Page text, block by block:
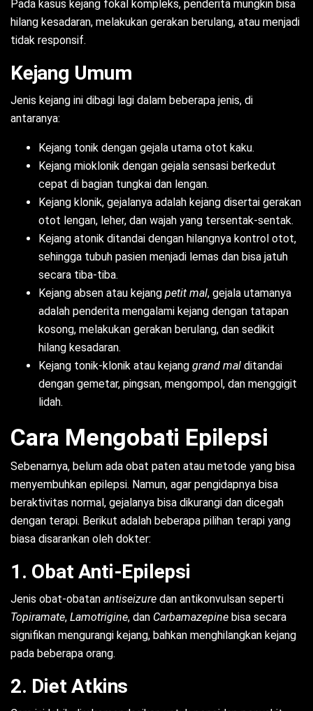
Pada kasus kejang fokal kompleks, penderita mungkin bisa
hilang kesadaran, melakukan gerakan berulang, atau menjadi
tidak responsif.
Kejang Umum
Jenis kejang ini dibagi lagi dalam beberapa jenis, di
antaranya:
Kejang tonik dengan gejala utama otot kaku.
Kejang mioklonik dengan gejala sensasi berkedut
cepat di bagian tungkai dan lengan.
Kejang klonik, gejalanya adalah kejang disertai gerakan
otot lengan, leher, dan wajah yang tersentak-sentak.
Kejang atonik ditandai dengan hilangnya kontrol otot,
sehingga tubuh pasien menjadi lemas dan bisa jatuh
secara tiba-tiba.
Kejang absen atau kejang petit mal, gejala utamanya
adalah penderita mengalami kejang dengan tatapan
kosong, melakukan gerakan berulang, dan sedikit
hilang kesadaran.
Kejang tonik-klonik atau kejang grand mal ditandai
dengan gemetar, pingsan, mengompol, dan menggigit
lidah.
Cara Mengobati Epilepsi
Sebenarnya, belum ada obat paten atau metode yang bisa
menyembuhkan epilepsi. Namun, agar pengidapnya bisa
beraktivitas normal, gejalanya bisa dikurangi dan dicegah
dengan terapi. Berikut adalah beberapa pilihan terapi yang
biasa disarankan oleh dokter:
1. Obat Anti-Epilepsi
Jenis obat-obatan antiseizure dan antikonvulsan seperti
Topiramate, Lamotrigine, dan Carbamazepine bisa secara
signifikan mengurangi kejang, bahkan menghilangkan kejang
pada beberapa orang.
2. Diet Atkins